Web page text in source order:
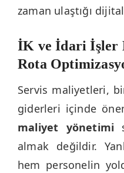
zaman ulaştığı
İK ve İdari İşler
Rota
Servis maliyetleri,
giderleri içinde
maliyet yönetimi
almak değildir.
hem personelin